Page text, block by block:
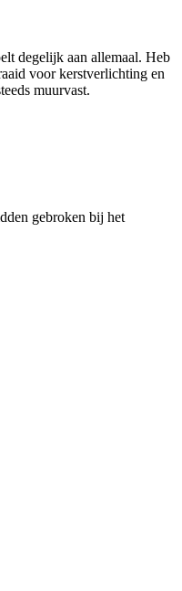
degelijk aan allemaal. Heb
voor kerstverlichting en
muurvast.
gebroken bij het